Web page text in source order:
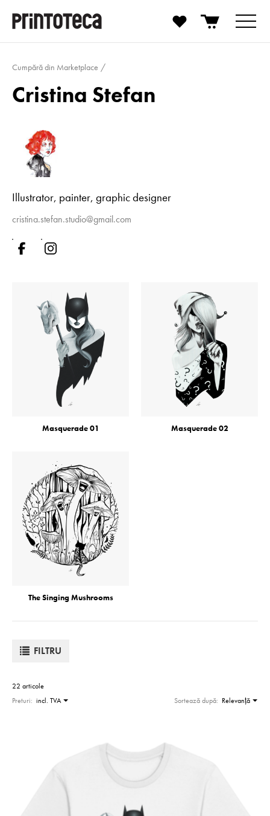
Cumpără din Marketplace
Cristina Stefan
Illustrator, painter, graphic designer
cristina.stefan.studio@gmail.com
Masquerade 01 Masquerade 02
The Singing Mushrooms
FILTRU
22 articole
Preturi: incl. TVA Sortează după: Relevanţă